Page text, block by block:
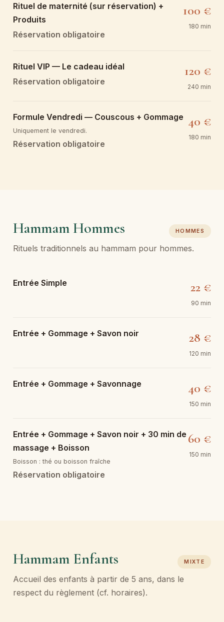
Rituel de maternité (sur réservation) +
Produits
Réservation obligatoire
100 €
180 min
Rituel VIP — Le cadeau idéal
Réservation obligatoire
120 €
240 min
Formule Vendredi — Couscous + Gommage
Uniquement le vendredi.
Réservation obligatoire
40 €
180 min
Hammam Hommes HOMMES
Rituels traditionnels au hammam pour hommes.
Entrée Simple 22 €
90 min
Entrée + Gommage + Savon noir 28 €
120 min
Entrée + Gommage + Savonnage 40 €
150 min
Entrée + Gommage + Savon noir + 30 min de
massage + Boisson
Boisson : thé ou boisson fraîche
Réservation obligatoire
60 €
150 min
Hammam Enfants MIXTE
Accueil des enfants à partir de 5 ans, dans le
respect du règlement (cf. horaires).